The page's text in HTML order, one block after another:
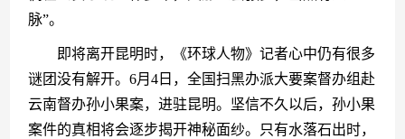
脉”。
即将离开昆明时，《环球人物》记者心中仍有很多
谜团没有解开。6月4日，全国扫黑办派大要案督办组赴
云南督办孙小果案，进驻昆明。坚信不久以后，孙小果
案件的真相将会逐步揭开神秘面纱。只有水落石出时，